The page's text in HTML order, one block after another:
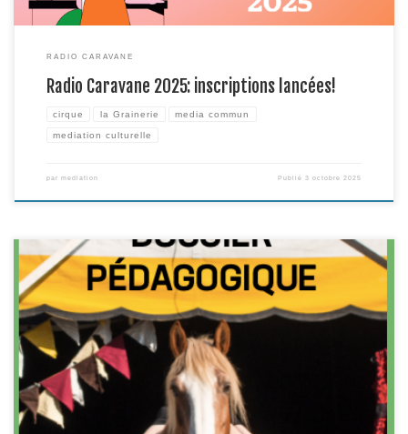
RADIO CARAVANE
Radio Caravane 2025: inscriptions lancées!
cirque la Grainerie media commun
mediation culturelle
par mediation Publié3 octobre 2025
Le 18 juin, nous présentions aux enseignant.es du 1er et 2nd degré notre
programme de spectacles et ateliers en temps scolaire, à l’occasion de la
publication de notre dossier pédagogique. Vous n’avez pas pu venir? Vous
pouvez le téléchargez ici !